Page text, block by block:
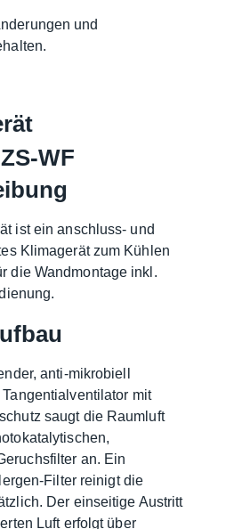
und
WF
ist ein anschluss- und
Klimagerät zum Kühlen
die Wandmontage inkl.
anti-mikrobiell
mit
saugt die Raumluft
an. Ein
Filter reinigt die
Der einseitige Austritt
Luft erfolgt über